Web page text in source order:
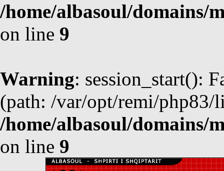
/home/albasoul/domains/
on line 9
Warning: session_start():
(path: /var/opt/remi/php83/
/home/albasoul/domains/
on line 9